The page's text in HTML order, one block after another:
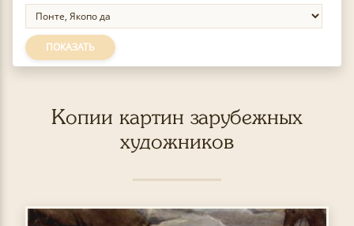
ПОКАЗАТЬ
Копии картин зарубежных
художников